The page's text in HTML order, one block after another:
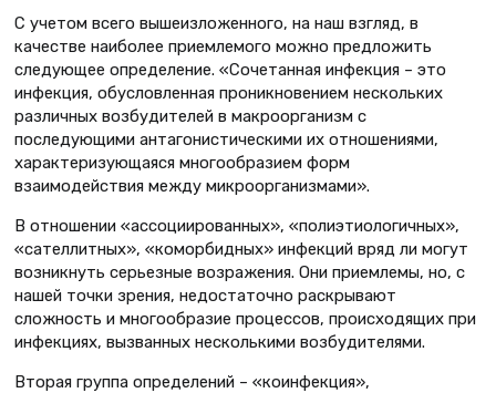
С учетом всего вышеизложенного, на наш взгляд, в
качестве наиболее приемлемого можно предложить
следующее определение. «Сочетанная инфекция – это
инфекция, обусловленная проникновением нескольких
различных возбудителей в макроорганизм с
последующими антагонистическими их отношениями,
характеризующаяся многообразием форм
взаимодействия между микроорганизмами».
В отношении «ассоциированных», «полиэтиологичных»,
«сателлитных», «коморбидных» инфекций вряд ли могут
возникнуть серьезные возражения. Они приемлемы, но, с
нашей точки зрения, недостаточно раскрывают
сложность и многообразие процессов, происходящих при
инфекциях, вызванных несколькими возбудителями.
Вторая группа определений – «коинфекция»,